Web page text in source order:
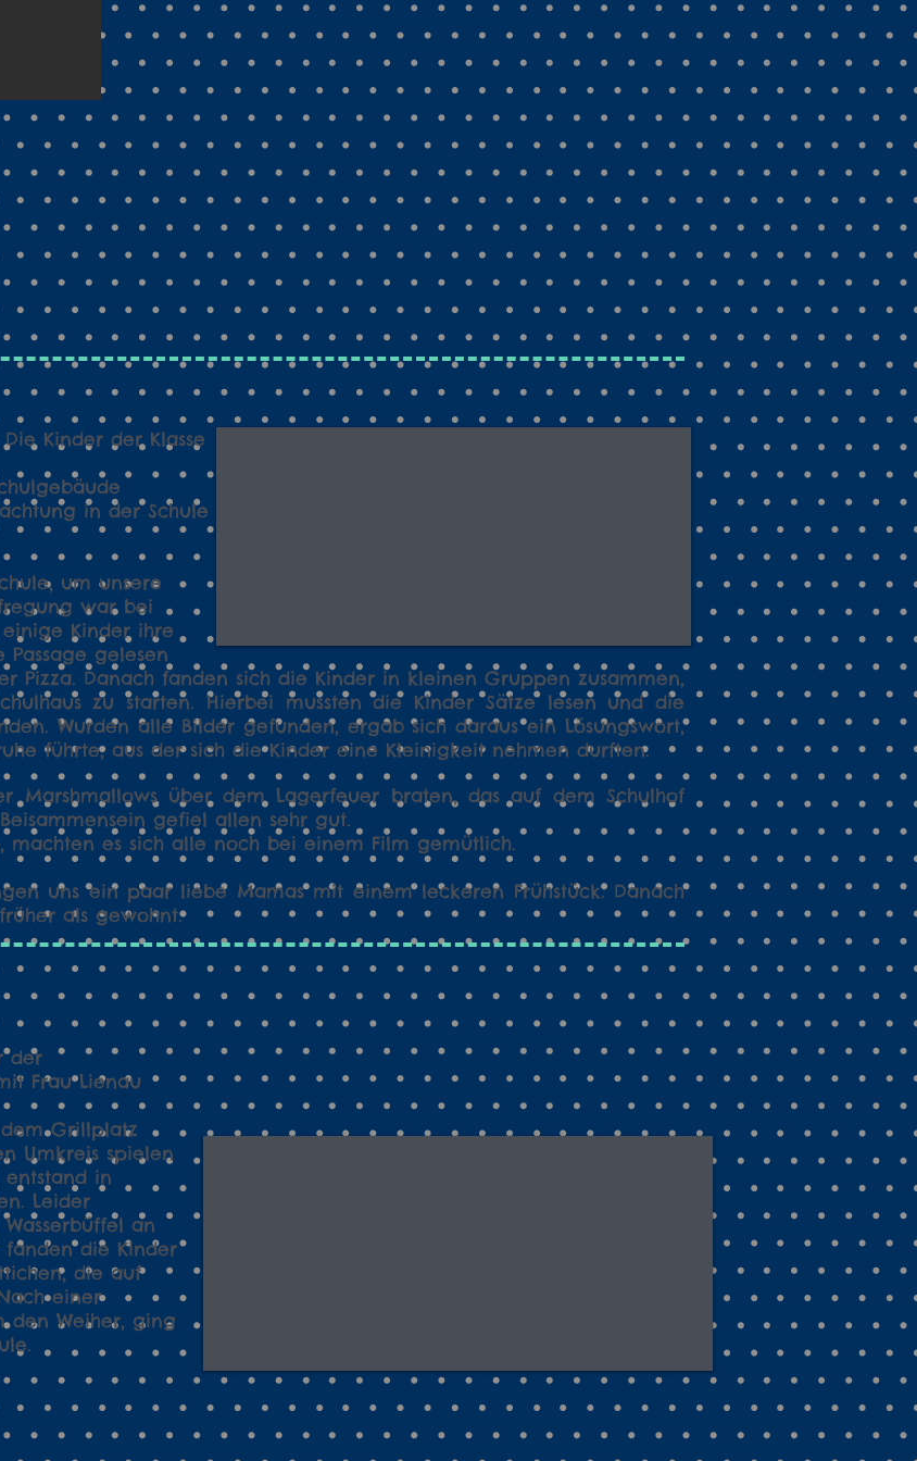
Kinder der Klasse
in der Schule
um unsere
war bei
Kinder ihre
gelesen
Pizza. Danach fanden sich die Kinder in kleinen Gruppen zusammen,
zu starten. Hierbei mussten die Kinder Sätze lesen und die
Wurden alle Bilder gefunden, ergab sich daraus ein Lösungswort,
führte, aus der sich die Kinder eine Kleinigkeit nehmen durften.
Marshmallows über dem Lagerfeuer braten, das auf dem Schulhof
gefiel allen sehr gut.
machten es sich alle noch bei einem Film gemütlich.
uns ein paar liebe Mamas mit einem leckeren Frühstück. Danach
als gewohnt.
der
Frau Lienau
Grillplatz
Umkreis spielen
in
Leider
an
fanden die Kinder
die auf
einer
den Weiher, ging